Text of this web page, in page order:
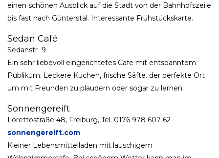
einen schönen Ausblick auf die Stadt von der Bahnhofszeile
bis fast nach Günterstal. Interessante Frühstückskarte.
Sedan Café
Sedanstr 9
Ein sehr liebevoll eingerichtetes Cafe mit entspanntem
Publikum. Leckere Kuchen, frische Säfte. der perfekte Ort
um mit Freunden zu plaudern oder sogar zu lernen.
Sonnengereift
Lorettostraße 48, Freiburg, Tel. 0176 978 607 62
sonnengereift.com
Kleiner Lebensmittelladen mit lauschigem